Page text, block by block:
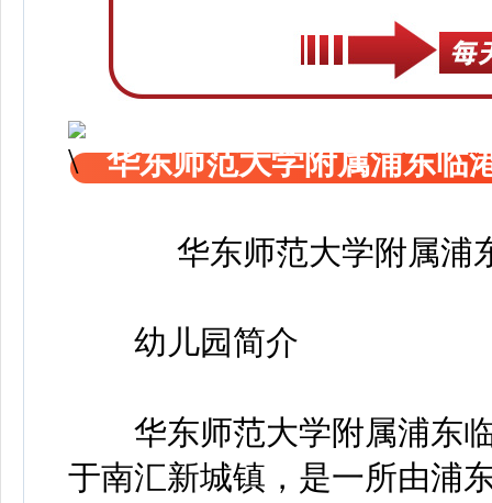
华东师范大学附属浦东临
华东师范大学附属浦
幼儿园简介
华东师范大学附属浦东临
于南汇新城镇，是一所由浦